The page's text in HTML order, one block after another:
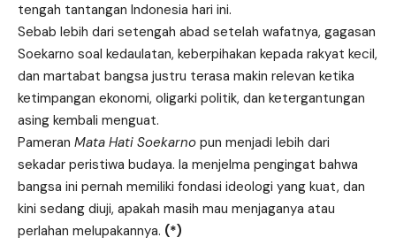
tengah tantangan Indonesia hari ini.
Sebab lebih dari setengah abad setelah wafatnya, gagasan
Soekarno soal kedaulatan, keberpihakan kepada rakyat kecil,
dan martabat bangsa justru terasa makin relevan ketika
ketimpangan ekonomi, oligarki politik, dan ketergantungan
asing kembali menguat.
Pameran Mata Hati Soekarno pun menjadi lebih dari
sekadar peristiwa budaya. Ia menjelma pengingat bahwa
bangsa ini pernah memiliki fondasi ideologi yang kuat, dan
kini sedang diuji, apakah masih mau menjaganya atau
perlahan melupakannya. (*)